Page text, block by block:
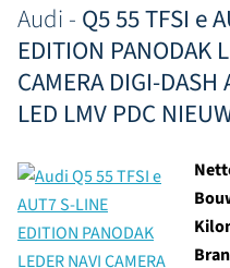
Audi - Q5 55 TFSI e
EDITION PANODAK
CAMERA DIGI-DASH
LED LMV PDC